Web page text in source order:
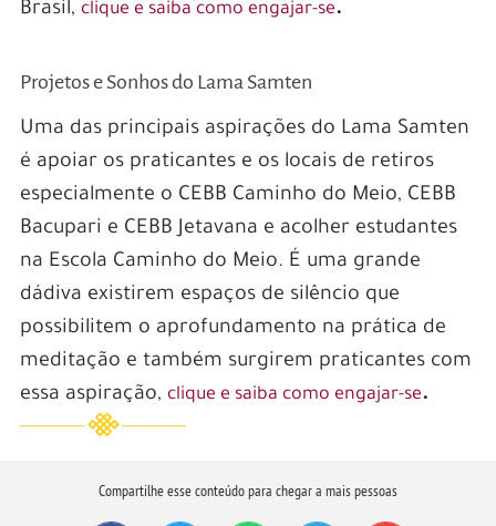
Brasil, clique e saiba como engajar-se.
Projetos e Sonhos do Lama Samten
Uma das principais aspirações do Lama Samten
é apoiar os praticantes e os locais de retiros
especialmente o CEBB Caminho do Meio, CEBB
Bacupari e CEBB Jetavana e acolher estudantes
na Escola Caminho do Meio. É uma grande
dádiva existirem espaços de silêncio que
possibilitem o aprofundamento na prática de
meditação e também surgirem praticantes com
essa aspiração, clique e saiba como engajar-se.
Compartilhe esse conteúdo para chegar a mais pessoas